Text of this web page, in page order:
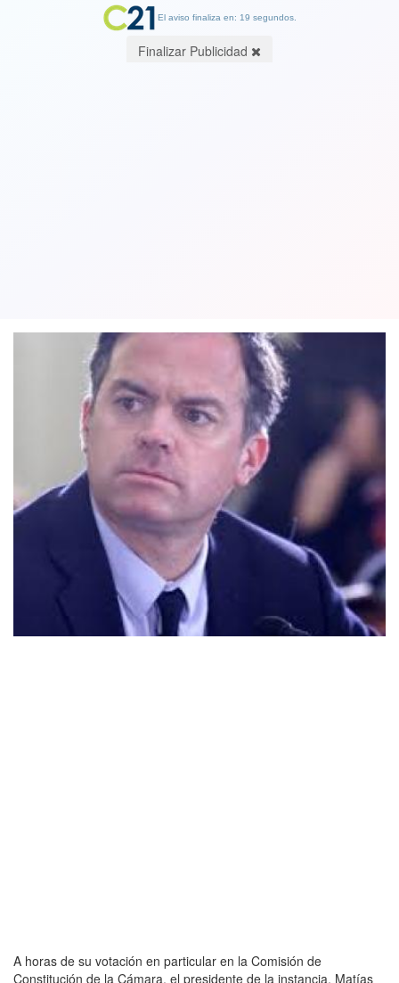
A horas de su votación en particular en la Comisión de
Constitución de la Cámara, el presidente de la instancia, Matías
El aviso finaliza en: 19 segundos.
Finalizar Publicidad